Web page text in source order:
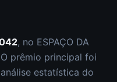
, no ESPAÇO DA
O prêmio principal foi
estatística do